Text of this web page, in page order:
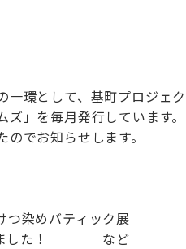
一環として、基町プロジェ
」を毎月発行しています。
でお知らせします。
染めバティック展
しました！ など